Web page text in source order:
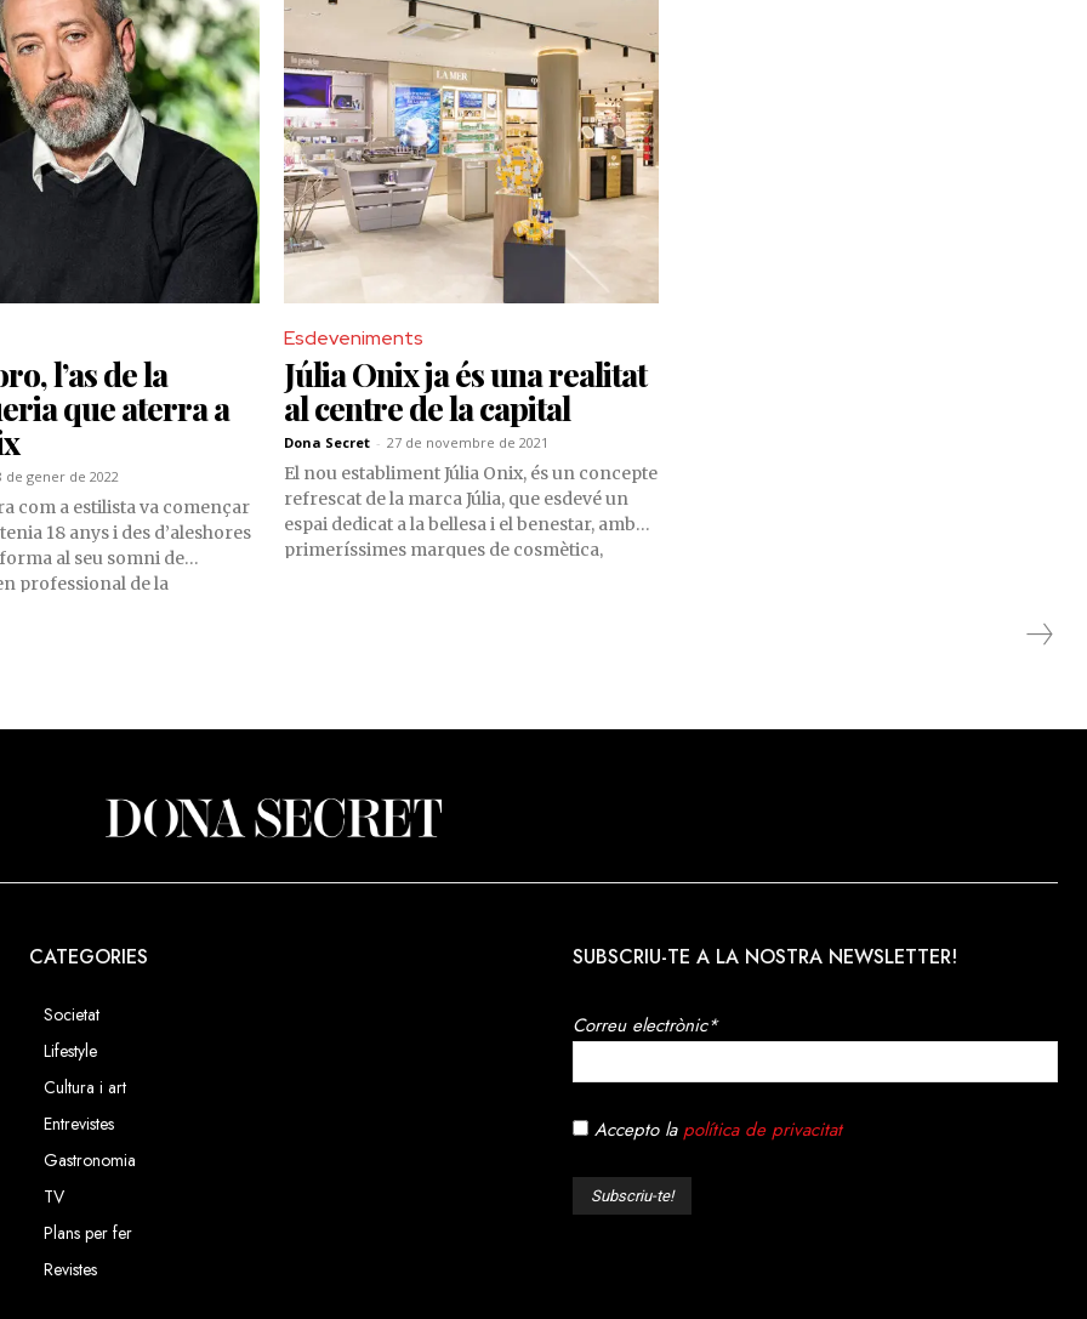
l’as de la
que aterra a
de gener de 2022
com a estilista va començar
18 anys i des d’aleshores
al seu somni de
professional de la
Esdeveniments
Júlia Onix ja és una realitat
al centre de la capital
Dona Secret - 27 de novembre de 2021
El nou establiment Júlia Onix, és un concepte
refrescat de la marca Júlia, que esdevé un
espai dedicat a la bellesa i el benestar, amb
primeríssimes marques de cosmètica,
CATEGORIES
Societat
Lifestyle
Cultura i art
Entrevistes
Gastronomia
TV
Plans per fer
Revistes
SUBSCRIU-TE A LA NOSTRA NEWSLETTER!
Correu electrònic*
Accepto la política de privacitat